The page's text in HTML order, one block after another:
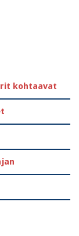
kohtaavat